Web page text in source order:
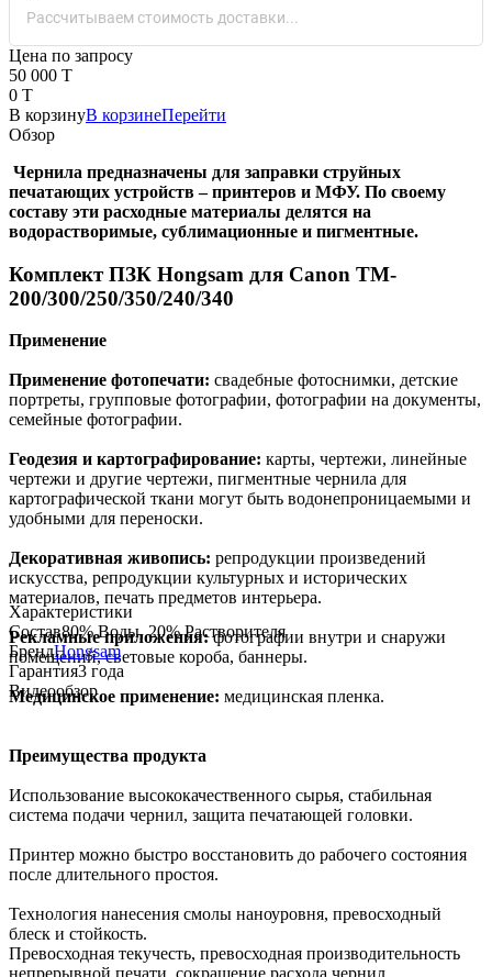
Рассчитываем стоимость доставки...
Цена по запросу
50 000 T
0 T
В корзинуВ корзинеПерейти
Обзор
Чернила предназначены для заправки струйных
печатающих устройств – принтеров и МФУ. По своему
составу эти расходные материалы делятся на
водорастворимые, сублимационные и пигментные.
Комплект ПЗК Hongsam для Canon TM-
200/300/250/350/240/340
Применение
Применение фотопечати: свадебные фотоснимки, детские
портреты, групповые фотографии, фотографии на документы,
семейные фотографии.
Геодезия и картографирование: карты, чертежи, линейные
чертежи и другие чертежи, пигментные чернила для
картографической ткани могут быть водонепроницаемыми и
удобными для переноски.
Декоративная живопись: репродукции произведений
искусства, репродукции культурных и исторических
материалов, печать предметов интерьера.
Рекламные приложения:фотографии внутри и снаружи
помещений, световые короба, баннеры.
Медицинское применение: медицинская пленка.
Преимущества продукта
Использование высококачественного сырья, стабильная
система подачи чернил, защита печатающей головки.
Принтер можно быстро восстановить до рабочего состояния
после длительного простоя.
Технология нанесения смолы наноуровня, превосходный
блеск и стойкость.
Превосходная текучесть, превосходная производительность
Характеристики
Состав80% Воды, 20% Растворителя
БрендHongsam
Гарантия3 года
Видеообзор